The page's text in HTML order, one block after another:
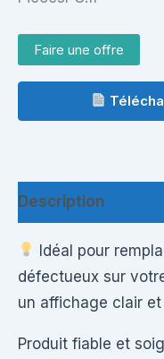
Faire une offre
Description
Idéal pour
défectueux sur
un affichage clair
Produit fiable et